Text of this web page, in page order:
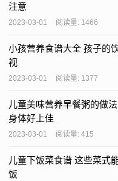
注意
2023-03-01 阅读量: 1466
小孩营养食谱大全 孩子的
视
2023-03-01 阅读量: 1377
儿童美味营养早餐粥的做
身体好上佳
2023-03-01 阅读量: 415
儿童下饭菜食谱 这些菜式
饭